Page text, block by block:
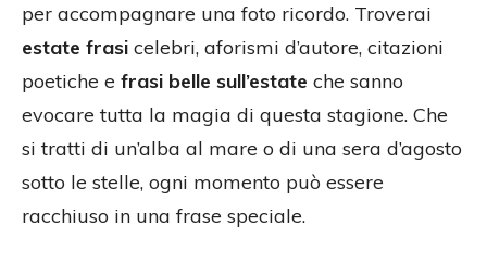
per accompagnare una foto ricordo. Troverai
estate frasi celebri, aforismi d’autore, citazioni
poetiche e frasi belle sull’estate che sanno
evocare tutta la magia di questa stagione. Che
si tratti di un’alba al mare o di una sera d’agosto
sotto le stelle, ogni momento può essere
racchiuso in una frase speciale.